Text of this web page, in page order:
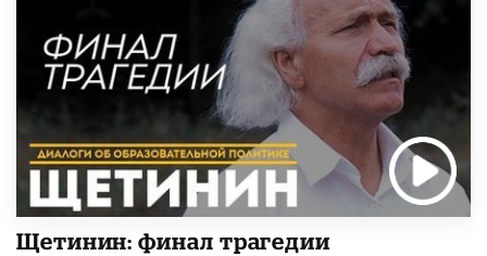
Щетинин: финал трагедии